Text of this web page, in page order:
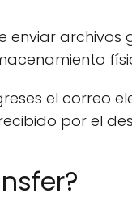
archivos
el correo
por el